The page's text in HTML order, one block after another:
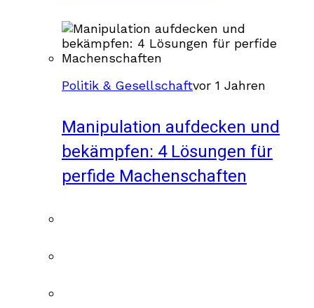
Politik & Gesellschaftvor 1 Jahren
Manipulation aufdecken und
bekämpfen: 4 Lösungen für
perfide Machenschaften